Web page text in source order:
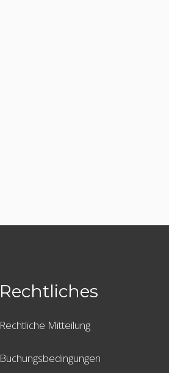
Rechtliches
Rechtliche Mitteilung
Buchungsbedingungen